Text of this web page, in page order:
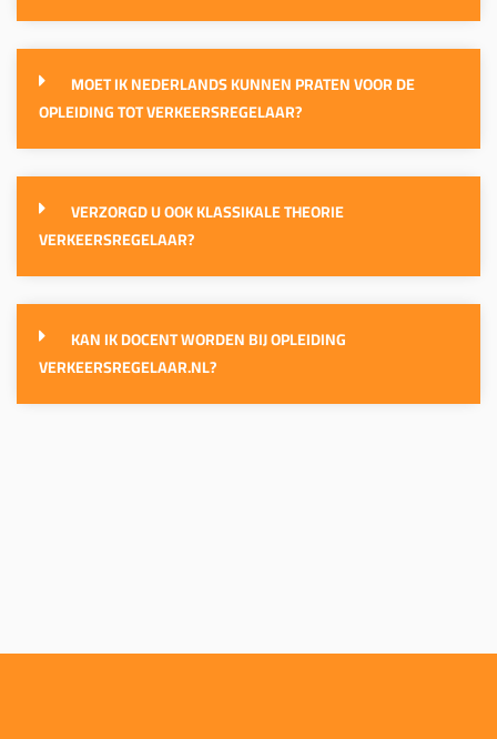
MOET IK NEDERLANDS KUNNEN PRATEN VOOR DE
OPLEIDING TOT VERKEERSREGELAAR?
VERZORGD U OOK KLASSIKALE THEORIE
VERKEERSREGELAAR?
KAN IK DOCENT WORDEN BIJ OPLEIDING
VERKEERSREGELAAR.NL?